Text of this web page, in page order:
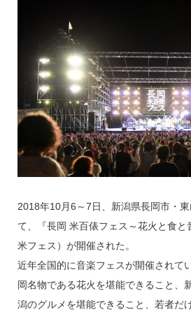
2018年10月6～7日、新潟県長岡市・
て、『長岡 米百俵フェス～花火と食
米フェス）が開催された。
近年全国的に音楽フェスが開催されて
岡名物である花火を堪能できること、
潟のグルメを堪能できること、若者だ